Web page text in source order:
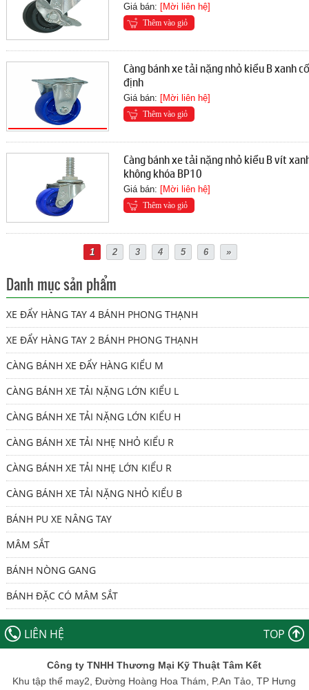
Giá bán: [Mời liên hệ]
Thêm vào giỏ
Càng bánh xe tải nặng nhỏ kiểu B xanh
định
Giá bán: [Mời liên hệ]
Thêm vào giỏ
Càng bánh xe tải nặng nhỏ kiểu B vít
không khóa BP10
Giá bán: [Mời liên hệ]
Thêm vào giỏ
1 2 3 4 5 6 »
Danh mục sản phẩm
XE ĐẨY HÀNG TAY 4 BÁNH PHONG THẠNH
XE ĐẨY HÀNG TAY 2 BÁNH PHONG THẠNH
CÀNG BÁNH XE ĐẨY HÀNG KIỂU M
CÀNG BÁNH XE TẢI NẶNG LỚN KIỂU L
CÀNG BÁNH XE TẢI NẶNG LỚN KIỂU H
CÀNG BÁNH XE TẢI NHẸ NHỎ KIỂU R
CÀNG BÁNH XE TẢI NHẸ LỚN KIỂU R
CÀNG BÁNH XE TẢI NẶNG NHỎ KIỂU B
BÁNH PU XE NÂNG TAY
MÂM SẮT
BÁNH NÒNG GANG
BÁNH ĐẶC CÓ MÂM SẮT
LIÊN HỆ TOP
Công ty TNHH Thương Mại Kỹ Thuật Tâm Kết
Khu tập thể may2, Đường Hoàng Hoa Thám, P.An Tảo, TP Hưng